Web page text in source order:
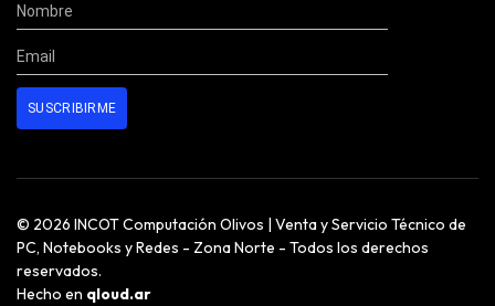
© 2026 INCOT Computación Olivos | Venta y Servicio Técnico de
PC, Notebooks y Redes - Zona Norte - Todos los derechos
reservados.
Hecho en qloud.ar